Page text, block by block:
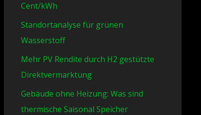
Cent/kWh
Standortanalyse für grünen
Wasserstoff
Mehr PV Rendite durch H2 gestützte
Direktvermarktung
Gebäude ohne Heizung: Was sind
thermische Saisonal Speicher